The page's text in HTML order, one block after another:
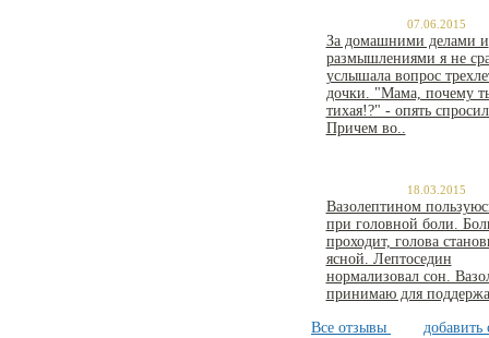
07.06.2015
За домашними делами и
размышлениями я не
услышала вопрос
дочки. "Мама, почему
тихая!?" - опять
Причем во..
18.03.2015
Вазолептином
при головной боли.
проходит, голова
ясной. Лептоседин
нормализовал сон.
принимаю для
Все отзывы добавить